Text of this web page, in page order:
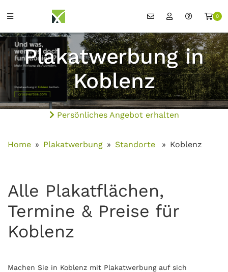
0
Plakatwerbung in
Koblenz
Persönliches Angebot erhalten
Home Plakatwerbung Standorte Koblenz
Alle Plakatflächen,
Termine & Preise für
Koblenz
Machen Sie in Koblenz mit Plakatwerbung auf sich